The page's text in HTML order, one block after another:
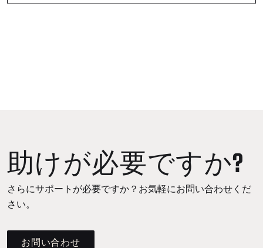
助けが必要ですか?
さらにサポートが必要ですか？お気軽にお問い合わせくだ
さい。
お問い合わせ